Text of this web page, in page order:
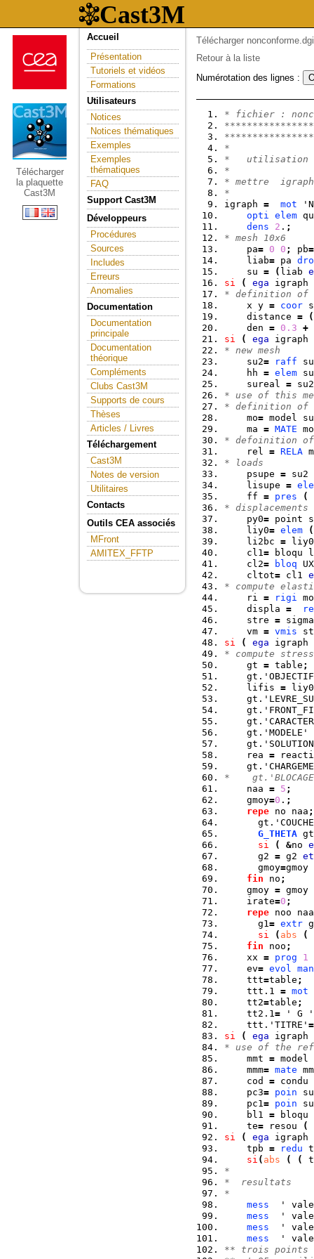
Télécharger
la plaquette
Cast3M
Accueil
Présentation
Tutoriels et vidéos
Formations
Utilisateurs
Notices
Notices thématiques
Exemples
Exemples
thématiques
FAQ
Support Cast3M
Développeurs
Procédures
Sources
Includes
Erreurs
Anomalies
Documentation
Documentation
principale
Documentation
théorique
Compléments
Clubs Cast3M
Supports de cours
Thèses
Articles / Livres
Téléchargement
Cast3M
Notes de version
Utilitaires
Contacts
Outils CEA associés
MFront
AMITEX_FFTP
Télécharger
Retour à la liste
Numérotation des lignes :
* fichier :
*
*   utilisation
*
* mettre
*
igraph = mot
opti elem
dens
2 . ;
*
    pa
= 0 0 ; pb=
    liab
= pa
    su
= ( liab
si
( ega igraph
*
    x y
= coor
    distance
=
(
    den
= 0.3 +
si
( ega igraph
*
    su2
= raff
    hh
= elem
    sureal
=
*
*
    mo
= model
    ma
= MATE
* defoinition of
    rel
= RELA
*
    psupe
=
    lisupe
=
    ff
= pres
(
*
    py0
= point
    liy0
= elem
(
    li2bc
=
    cl1
= bloqu
    cl2
= bloq
    cltot
= cl1
*
    ri
= rigi
    displa
=
    stre
=
    vm
= vmis
si
( ega igraph
*
    gt
= table ;
    lifis
=
    gt.'MODELE'
    rea
=
*
    naa
= 5 ;
    gmoy
=0 . ;
repe no naa ;
G_THETA gt
si
( &no
      g2
= g2 et
      gmoy
=gmoy
fin no ;
    gmoy
= gmoy
    irate
=0 ;
repe noo naa
      g1
= extr
si
( abs
(
fin noo ;
    xx
= prog 1
    ev
= evol
    ttt
=table ;
    ttt.1
= mot
    tt2
=table ;
    tt2.1
= ' G '
    ttt.'TITRE'
=
si
( ega igraph
* use
    mmt
=
    mmm
= mate
    cod
= condu
    pc3
= poin
    pc1
= poin
    bl1
= bloqu
    te
= resou (
si
( ega igraph
    tpb
= redu
si ( abs ( (
*
*  resultats
*
mess
'
mess
'
mess
'
mess
'
** trois points